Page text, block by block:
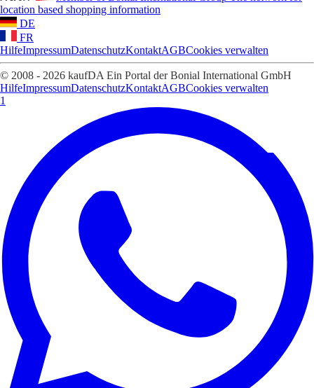
location based shopping information
DE
FR
HilfeImpressumDatenschutzKontaktAGBCookies verwalten
© 2008 - 2026 kaufDA Ein Portal der Bonial International GmbH
HilfeImpressumDatenschutzKontaktAGBCookies verwalten
1